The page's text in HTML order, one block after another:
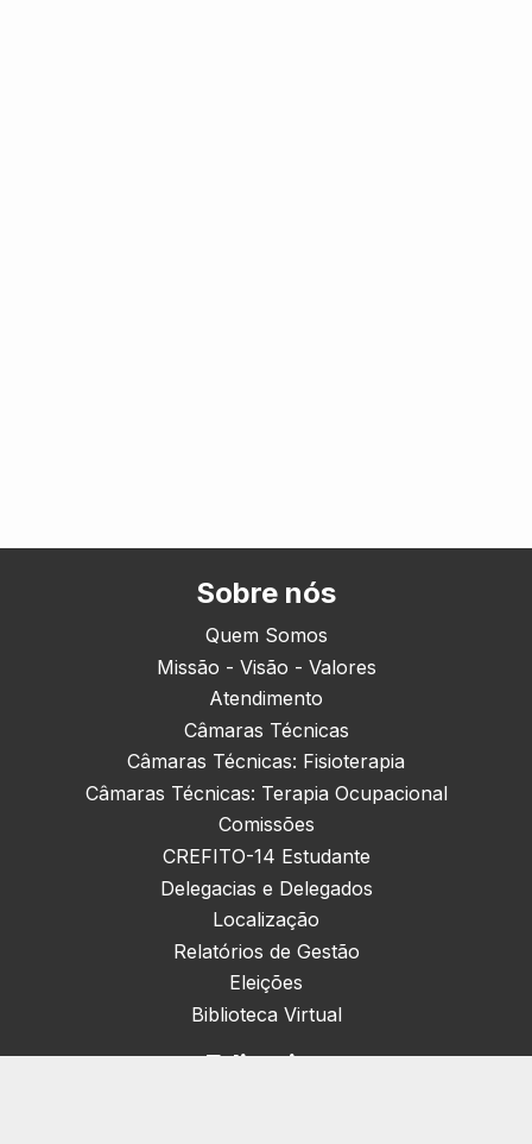
Sobre nós
Quem Somos
Missão - Visão - Valores
Atendimento
Câmaras Técnicas
Câmaras Técnicas: Fisioterapia
Câmaras Técnicas: Terapia Ocupacional
Comissões
CREFITO-14 Estudante
Delegacias e Delegados
Localização
Relatórios de Gestão
Eleições
Biblioteca Virtual
Editorias